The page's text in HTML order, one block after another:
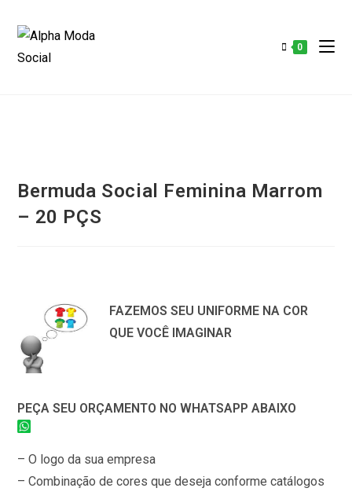
0
Bermuda Social Feminina Marrom
– 20 PÇS
FAZEMOS SEU UNIFORME NA COR
QUE VOCÊ IMAGINAR
PEÇA SEU ORÇAMENTO NO WHATSAPP ABAIXO
– O logo da sua empresa
– Combinação de cores que deseja conforme catálogos